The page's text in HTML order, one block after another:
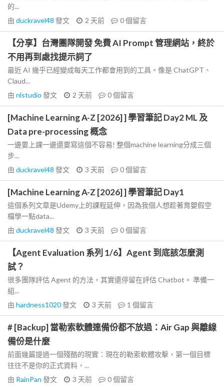
的...
由 duckravel48 發文 2 天前 0個留言
【分享】台灣團隊開發 免費 AI Prompt 管理網站，終於
不用再到處找提示詞了
最近 AI 幾乎已經變成每天工作都會用到的工具。像是 ChatGPT、
Claud...
由 nlstudio 發文 2 天前 0個留言
[Machine Learning A-Z [2026] ] 學習筆記 Day2 ML 及
Data pre-processing 概念
一邊要上課一邊還要寫這個不容易! 整個machine learning分成三個
步...
由 duckravel48 發文 3 天前 0個留言
[Machine Learning A-Z [2026] ] 學習筆記 Day1
這個系列文章是Udemy上的課程延伸，因為我個人想趁著育嬰假空
檔學一點data...
由 duckravel48 發文 3 天前 0個留言
【Agent Evaluation 系列 1/6】Agent 到底該怎麼測
試？
很多團隊評估 Agent 的方法，其實還停留在評估 Chatbot。 準備一
組...
由 hardness1020發文 3 天前 1 個留言
# [Backup] 當勒索軟體連備份都不放過：Air Gap 與離線
備份是什麼
前面幾篇提過一個殘酷的現實：現在的勒索軟體攻擊，第一個目標
往往不是你的正式資料，...
由 RainPan 發文 3 天前 0個留言